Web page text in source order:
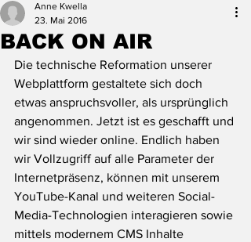
BACK ON AIR
Anne Kwella
23. Mai 2016
Die technische Reformation unserer
Webplattform gestaltete sich doch
etwas anspruchsvoller, als ursprünglich
angenommen. Jetzt ist es geschafft und
wir sind wieder online. Endlich haben
wir Vollzugriff auf alle Parameter der
Internetpräsenz, können mit unserem
YouTube-Kanal und weiteren Social-
Media-Technologien interagieren sowie
mittels modernem CMS Inhalte